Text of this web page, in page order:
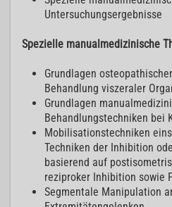
Untersuchungsergebnisse
Spezielle manualmedizinische
Grundlagen
Behandlung viszeraler
Grundlagen
Behandlungstechniken bei
Mobilisationstechniken
Techniken der Inhibition
basierend auf
reziproker Inhibition sowie
Segmentale Manipulation